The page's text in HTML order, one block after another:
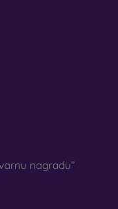
nagradu”